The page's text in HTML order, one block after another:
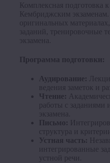
Комплексная подготовка
Кембриджским
оригинальных
заданий, тренировочные
экзамена.
Программа подготовки:
Аудирование:
ведения заметок и
Чтение:
работы с заданиями
экзамена.
Письмо:
структура и
Устная часть:
интегрированные
устной речи.